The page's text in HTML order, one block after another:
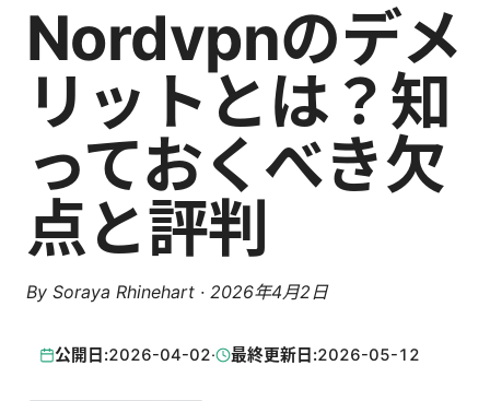
Nordvpnのデメ
リットとは？知
っておくべき欠
点と評判
By Soraya Rhinehart · 2026年4月2日
公開日:2026-04-02· 最終更新日:2026-05-12